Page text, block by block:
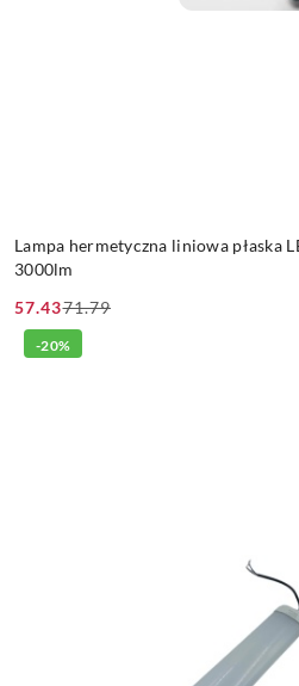
Lampa hermetyczna liniowa płaska
3000lm
Cena
promocyjna:
57.43
Cena
przed
71.79
-20%